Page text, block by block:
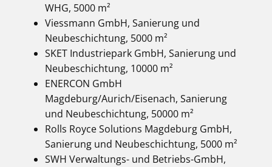
WHG, 5000 m²
Viessmann GmbH, Sanierung und
Neubeschichtung, 5000 m²
SKET Industriepark GmbH, Sanierung und
Neubeschichtung, 10000 m²
ENERCON GmbH
Magdeburg/Aurich/Eisenach, Sanierung
und Neubeschichtung, 50000 m²
Rolls Royce Solutions Magdeburg GmbH,
Sanierung und Neubeschichtung, 5000 m²
SWH Verwaltungs- und Betriebs-GmbH,